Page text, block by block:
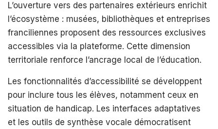
L’ouverture vers des partenaires extérieurs enrichit
l’écosystème : musées, bibliothèques et entreprises
franciliennes proposent des ressources exclusives
accessibles via la plateforme. Cette dimension
territoriale renforce l’ancrage local de l’éducation.
Les fonctionnalités d’accessibilité se développent
pour inclure tous les élèves, notamment ceux en
situation de handicap. Les interfaces adaptatives
et les outils de synthèse vocale démocratisent